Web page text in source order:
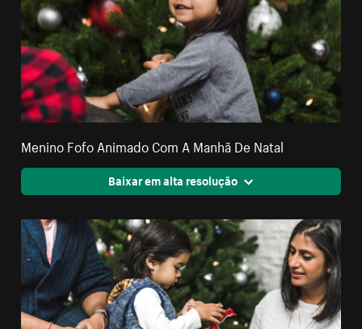
Menino Fofo Animado Com A Manhã De Natal
Baixar em alta resolução